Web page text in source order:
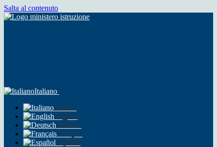
Salta al contenuto
Italiano
Italiano
English
Deutsch
Français
Español